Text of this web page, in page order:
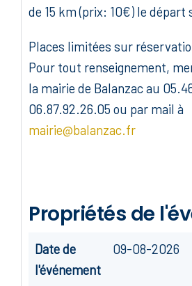
de 15 km (prix: 10€) le départ
Places limitées sur
Pour tout renseignement,
la mairie de Balanzac au
06.87.92.26.05 ou par mail à
mairie@balanzac.fr
Propriétés de
Date de
l'événement
09-08-2026